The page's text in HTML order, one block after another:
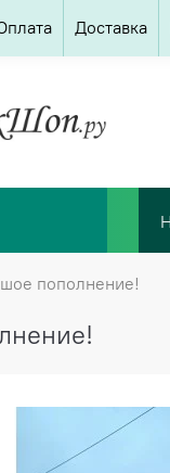
Доставка
пополнение!